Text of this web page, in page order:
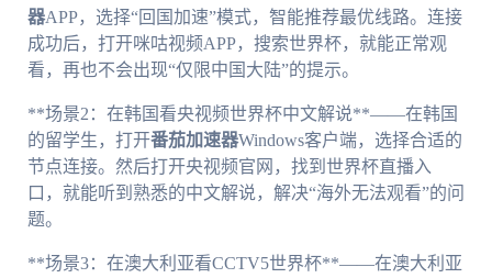
器APP，选择“回国加速”模式，智能推荐最优线路。连接
成功后，打开咪咕视频APP，搜索世界杯，就能正常观
看，再也不会出现“仅限中国大陆”的提示。
**场景2：在韩国看央视频世界杯中文解说**——在韩国
的留学生，打开番茄加速器Windows客户端，选择合适的
节点连接。然后打开央视频官网，找到世界杯直播入
口，就能听到熟悉的中文解说，解决“海外无法观看”的问
题。
**场景3：在澳大利亚看CCTV5世界杯**——在澳大利亚